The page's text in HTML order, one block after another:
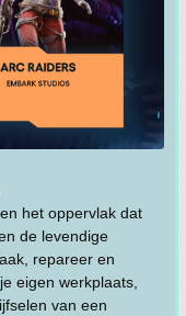
het oppervlak dat
de levendige
repareer en
eigen werkplaats,
van een